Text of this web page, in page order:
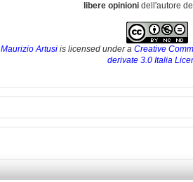
libere opinioni dell'autore
Maurizio Artusi is licensed under a Creative
derivate 3.0 Italia